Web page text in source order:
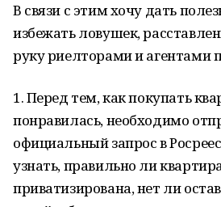
В связи с этим хочу дать
избежать ловушек,
руку риелторами и агентами
1. Перед тем, как покупать
понравилась, необходимо
официальный запрос в
узнать, правильно ли
приватизирована, нет ли